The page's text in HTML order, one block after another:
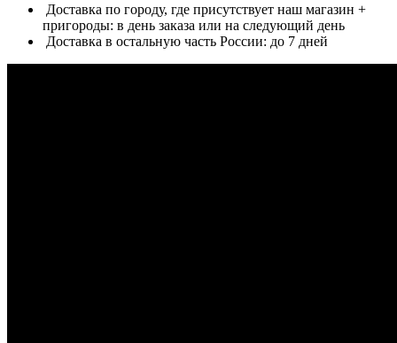
Доставка по городу, где присутствует наш магазин +
пригороды: в день заказа или на следующий день
Доставка в остальную часть России: до 7 дней